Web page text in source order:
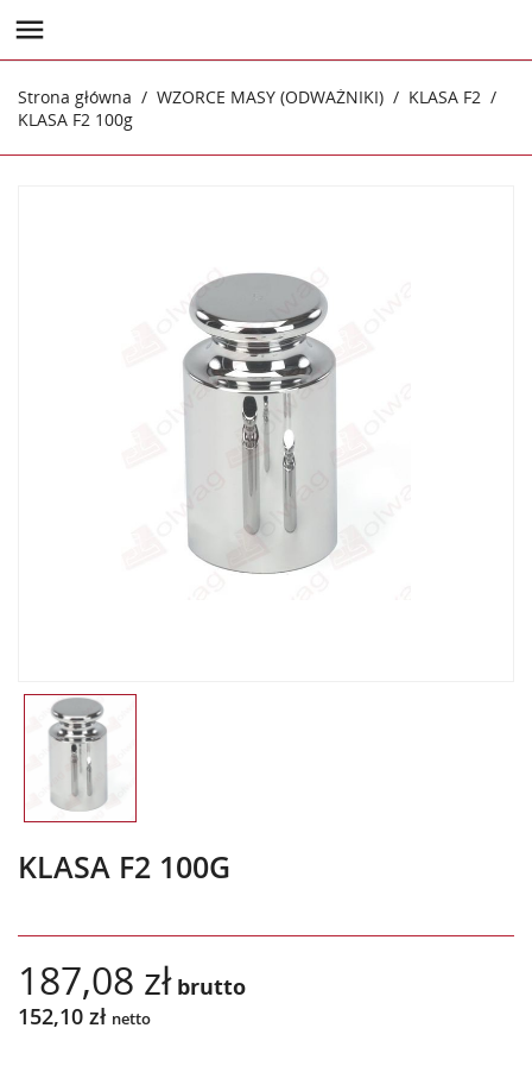

Strona główna WZORCE MASY (ODWAŻNIKI)
KLASA F2
KLASA F2 100g
KLASA F2 100G
187,08 zł brutto
152,10 zł netto